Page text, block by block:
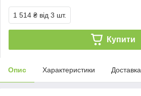
1 514 ₴ від 3 шт.
Купити
Опис Характеристики Доставка